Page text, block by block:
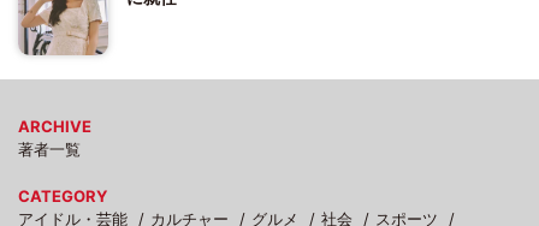
ARCHIVE
著者一覧
CATEGORY
アイドル・芸能
カルチャー グルメ 社会 スポーツ